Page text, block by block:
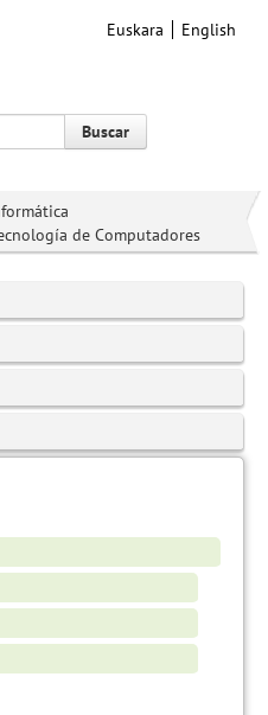
Euskara English
Buscar
de Computadores